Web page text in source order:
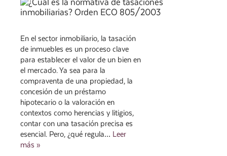
En el sector inmobiliario, la tasación
de inmuebles es un proceso clave
para establecer el valor de un bien en
el mercado. Ya sea para la
compraventa de una propiedad, la
concesión de un préstamo
hipotecario o la valoración en
contextos como herencias y litigios,
contar con una tasación precisa es
esencial. Pero, ¿qué regula… Leer
más »